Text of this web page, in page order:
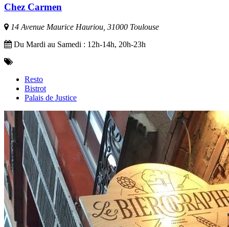
Chez Carmen
14 Avenue Maurice Hauriou, 31000 Toulouse
Du Mardi au Samedi : 12h-14h, 20h-23h
Resto
Bistrot
Palais de Justice